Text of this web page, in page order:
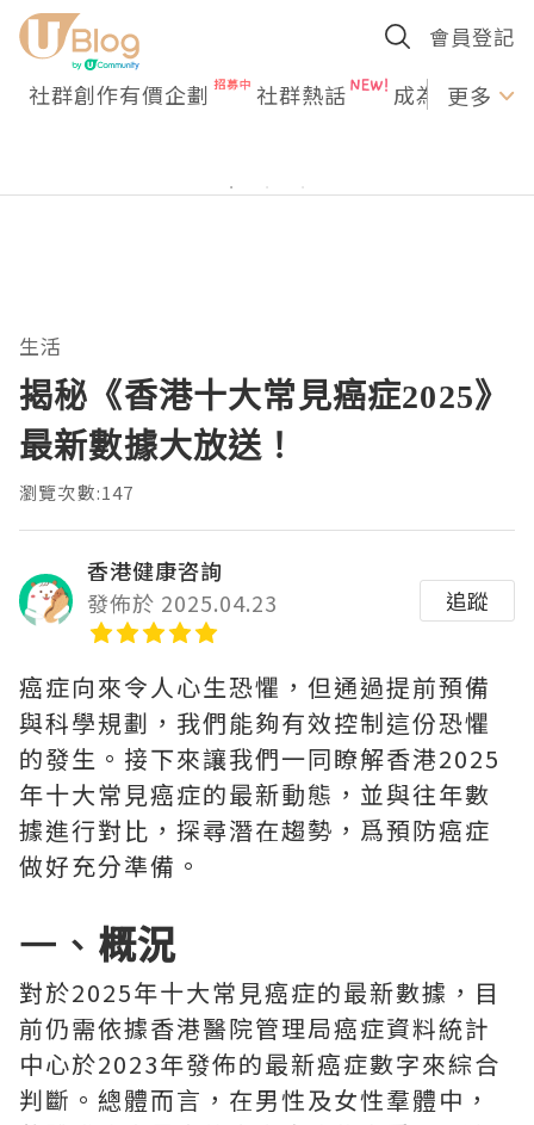
會員登記
社群創作有價企劃 社群熱話 成為U更多
生活
揭秘《香港十大常見癌症2025》
最新數據大放送！
瀏覽次數:147
香港健康咨詢
發佈於 2025.04.23
追蹤
癌症向來令人心生恐懼，但通過提前預備
與科學規劃，我們能夠有效控制這份恐懼
的發生。接下來讓我們一同瞭解香港2025
年十大常見癌症的最新動態，並與往年數
據進行對比，探尋潛在趨勢，爲預防癌症
做好充分準備。
一、 概況
對於2025年十大常見癌症的最新數據，目
前仍需依據香港醫院管理局癌症資料統計
中心於2023年發佈的最新癌症數字來綜合
判斷。總體而言，在男性及女性羣體中，